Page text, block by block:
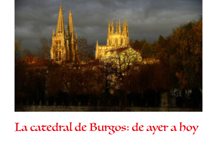
La catedral de Burgos: de ayer a hoy